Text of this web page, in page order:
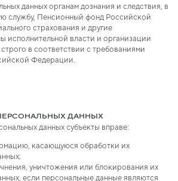
данных органам дознания и следствия, в
службу, Пенсионный фонд Российской
страхования и другие
исполнительной власти и организации
в соответствии с требованиями
Федерации.
ДАННЫХ
данных субъекты вправе:
касающуюся обработки их
уничтожения или блокирования их
если персональные данные являются